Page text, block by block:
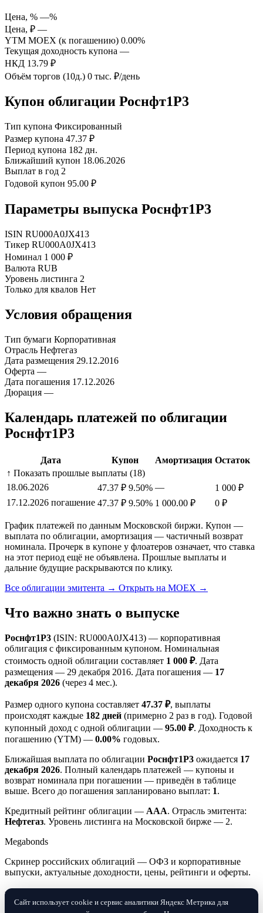
Цена, % —%
Цена, ₽ —
YTM MOEX (к погашению) 0.00%
Текущая доходность купона —
НКД 13.79 ₽
Объём торгов (10д.) 0 тыс. ₽/день
Купон облигации Роснфт1P3
Тип купона Фиксированный
Размер купона 47.37 ₽
Период купона 182 дн.
Ближайший купон 18.06.2026
Выплат в год 2
Годовой купон 95.00 ₽
Параметры выпуска Роснфт1P3
ISIN RU000A0JX413
Тикер RU000A0JX413
Номинал 1 000 ₽
Валюта RUB
Уровень листинга 2
Только для квалов Нет
Условия обращения
Тип бумаги Корпоративная
Отрасль Нефтегаз
Дата размещения 29.12.2016
Оферта —
Дата погашения 17.12.2026
Дюрация —
Календарь платежей по облигации
Роснфт1P3
Дата Купон Амортизация Остаток
↑ Показать прошлые выплаты (18)
18.06.2026
47.37 ₽ 9.50% —
1 000 ₽
17.12.2026 погашение 47.37 ₽ 9.50% 1 000.00 ₽ 0 ₽
График платежей по данным Московской биржи. Купон —
выплата по облигации, амортизация — частичный возврат
номинала. Прочерк в купоне у флоатеров означает, что ставка
на этот период ещё не объявлена. Прошлые выплаты и
дальние будущие раскрываются по клику.
Все облигации эмитента → Открыть на MOEX →
Что важно знать о выпуске
Роснфт1P3 (ISIN: RU000A0JX413) — корпоративная
облигация с фиксированным купоном. Номинальная
стоимость одной облигации составляет 1 000 ₽. Дата
размещения — 29 декабря 2016. Дата погашения — 17
декабря 2026 (через 4 мес.).
Размер одного купона составляет 47.37 ₽, выплаты
происходят каждые 182 дней (примерно 2 раз в год). Годовой
купонный доход с одной облигации — 95.00 ₽. Доходность к
погашению (YTM) — 0.00% годовых.
Ближайшая выплата по облигации Роснфт1P3 ожидается 17
декабря 2026. Полный календарь платежей — купоны и
возврат номинала при погашении — приведён в таблице
выше. Всего до погашения запланировано выплат: 1.
Кредитный рейтинг облигации — AAA. Отрасль эмитента:
Нефтегаз. Уровень листинга на Московской бирже — 2.
Megabonds
Скринер российских облигаций — ОФЗ и корпоративные
выпуски, актуальные доходности, цены, рейтинги и оферты.
Разделы
Сайт использует cookie и сервис аналитики Яндекс Метрика для